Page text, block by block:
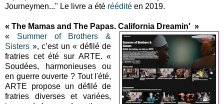
Journeymen..." Le livre a été réédité en 2019.
« The Mamas and The Papas. California Dreamin' »
« Summer of Brothers &
Sisters », c’est un « défilé de
fratries cet été sur ARTE. «
Soudées, harmonieuses ou
en guerre ouverte ? Tout l'été,
ARTE propose un défilé de
fratries diverses et variées,